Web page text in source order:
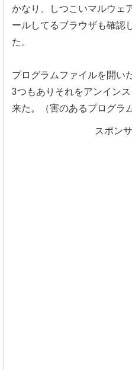
かなり、しつこいマルウェ
ールしてるブラウザも確認
た。
プログラムファイルを開い
3つもあり それをアンイン
来た。（害のあるプログラ
スポン